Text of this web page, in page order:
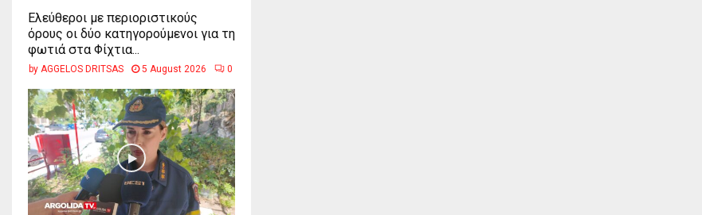
Ελεύθεροι με περιοριστικούς
όρους οι δύο κατηγορούμενοι για τη
φωτιά στα Φίχτια...
by AGGELOS DRITSAS 5 August 2026 0